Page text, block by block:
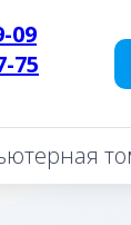
09
75